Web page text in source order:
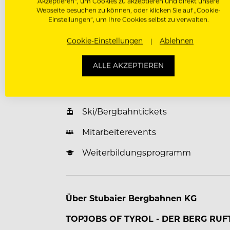
Verpflegung Vergünstigt /
Ski/Bergbahntickets
Mitarbeiterevents
Weiterbildungsprogramm
Über Stubaier Bergbahnen KG
TOPJOBS OF TYROL - DER BERG
Webseite besuchen zu können, oder klicken Sie auf „Cookie-
Einstellungen“, um Ihre Cookies selbst zu verwalten.
Cookie-Einstellungen Ablehnen
ALLE AKZEPTIEREN